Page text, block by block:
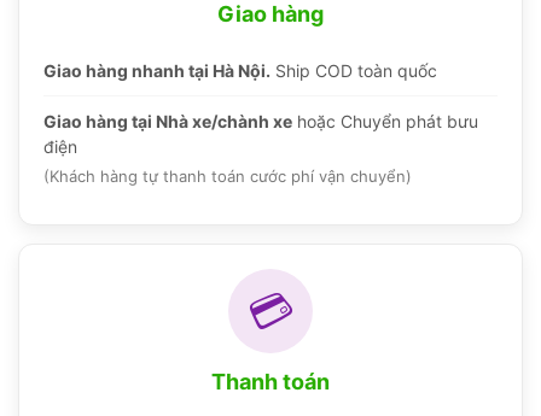
Giao hàng
Giao hàng nhanh tại Hà Nội. Ship COD toàn quốc
Giao hàng tại Nhà xe/chành xe hoặc Chuyển phát bưu
điện
(Khách hàng tự thanh toán cước phí vận chuyển)
💳
Thanh toán